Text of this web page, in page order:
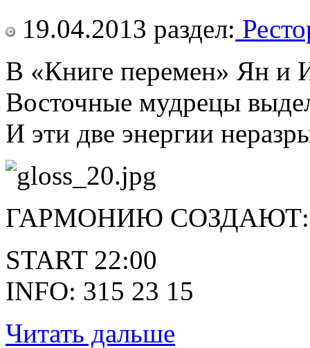
19.04.2013 раздел:
В «Книге перемен» Ян и
Восточные мудрецы
И эти две энергии
ГАРМОНИЮ СОЗДАЮТ:
START 22:00
INFO: 315 23 15
Читать дальше